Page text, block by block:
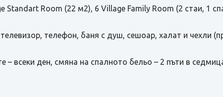
Standart Room (22 м2), 6 Village Family Room (2 стаи, 1
телефон, баня с душ, сешоар, халат и чехли
– всеки ден, смяна на спалното бельо – 2 пъти в